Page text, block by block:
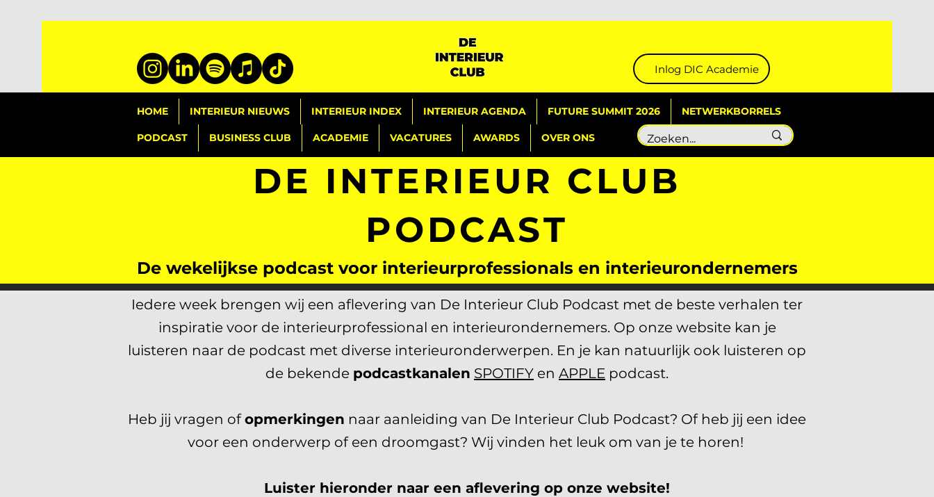
Inlog DIC Academie
HOME INTERIEUR NIEUWS INTERIEUR INDEX INTERIEUR AGENDA FUTURE SUMMIT 2026 NETWERKBORRELS
PODCAST BUSINESS CLUB ACADEMIE VACATURES AWARDS OVER ONS
DE INTERIEUR CLUB
PODCAST
De wekelijkse podcast voor interieurprofessionals en interieurondernemers
Iedere week brengen wij een aflevering van De Interieur Club Podcast met de beste verhalen ter
inspiratie voor de interieurprofessional en interieurondernemers. Op onze website kan je
luisteren naar de podcast met diverse interieuronderwerpen. En je kan natuurlijk ook luisteren op
de bekende podcastkanalen SPOTIFY en APPLE podcast.
Heb jij vragen ofopmerkingen naar aanleiding van De Interieur Club Podcast? Of heb jij een idee
voor een onderwerp of een droomgast? Wij vinden het leuk om van je te horen!
Luister hieronder naar een aflevering op onze website!